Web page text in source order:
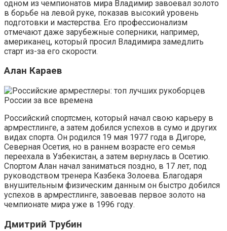
одном из чемпионатов мира Владимир завоевал золото
в борьбе на левой руке, показав высокий уровень
подготовки и мастерства. Его профессионализм
отмечают даже зарубежные соперники, например,
американец, который просил Владимира замедлить
старт из-за его скорости.
Алан Караев
Российский спортсмен, который начал свою карьеру в
армрестлинге, а затем добился успехов в сумо и других
видах спорта. Он родился 19 мая 1977 года в Дигоре,
Северная Осетия, но в раннем возрасте его семья
переехала в Узбекистан, а затем вернулась в Осетию.
Спортом Алан начал заниматься поздно, в 17 лет, под
руководством тренера Казбека Золоева. Благодаря
внушительным физическим данным он быстро добился
успехов в армрестлинге, завоевав первое золото на
чемпионате мира уже в 1996 году.
Дмитрий Трубин